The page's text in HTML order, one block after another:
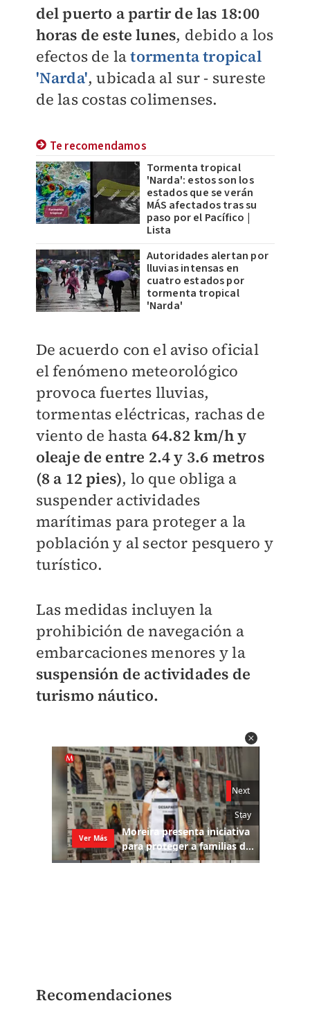
del puerto a partir de las 18:00
horas de este lunes, debido a los
efectos de latormenta tropical
'Narda', ubicada al sur - sureste
de las costas colimenses.
Te recomendamos
Tormenta tropical
'Narda': estos son los
estados que se verán
MÁS afectados tras su
paso por el Pacífico |
Lista
Autoridades alertan por
lluvias intensas en
cuatro estados por
tormenta tropical
'Narda'
De acuerdo con el aviso oficial
el fenómeno meteorológico
provoca fuertes lluvias,
tormentas eléctricas, rachas de
viento de hasta 64.82 km/h y
oleaje de entre 2.4 y 3.6 metros
(8 a 12 pies), lo que obliga a
suspender actividades
marítimas para proteger a la
población y al sector pesquero y
turístico.
Las medidas incluyen la
prohibición de navegación a
embarcaciones menores y la
suspensión de actividades de
turismo náutico.
Recomendaciones